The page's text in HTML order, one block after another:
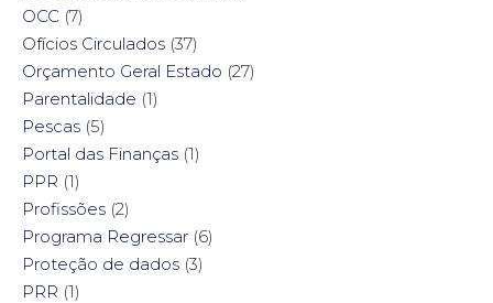
OCC (7)
Ofícios Circulados (37)
Orçamento Geral Estado (27)
Parentalidade (1)
Pescas (5)
Portal das Finanças (1)
PPR (1)
Profissões (2)
Programa Regressar (6)
Proteção de dados (3)
PRR (1)